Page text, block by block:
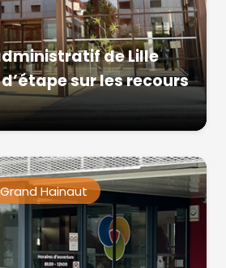
de Lille
sur les recours
Hainaut